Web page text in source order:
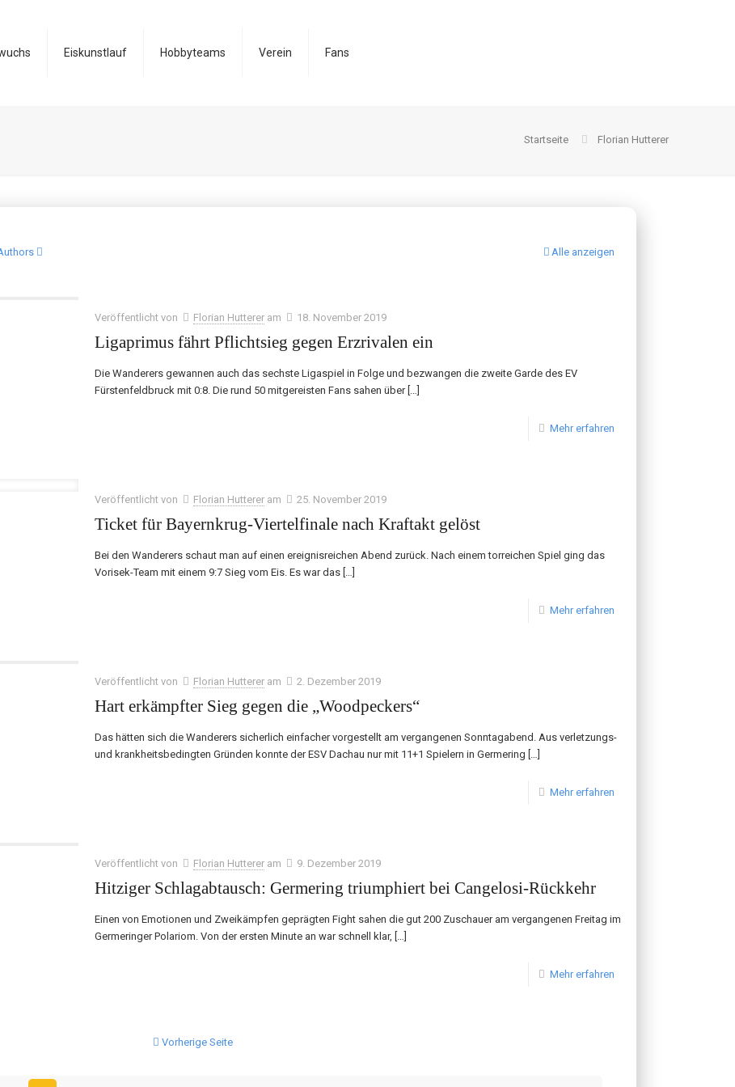
Eiskunstlauf Hobbyteams Verein Fans
Startseite Florian Hutterer
Alle anzeigen
Veröffentlicht von Florian Hutterer am 18. November 2019
Ligaprimus fährt Pflichtsieg gegen Erzrivalen ein
Die Wanderers gewannen auch das sechste Ligaspiel in Folge und bezwangen die zweite Garde des EV
Fürstenfeldbruck mit 0:8. Die rund 50 mitgereisten Fans sahen über[…]
Mehr erfahren
Veröffentlicht von Florian Hutterer am 25. November 2019
Ticket für Bayernkrug-Viertelfinale nach Kraftakt gelöst
Bei den Wanderers schaut man auf einen ereignisreichen Abend zurück. Nach einem torreichen Spiel ging das
Vorisek-Team mit einem 9:7 Sieg vom Eis. Es war das […]
Mehr erfahren
Veröffentlicht von Florian Hutterer am 2. Dezember 2019
Hart erkämpfter Sieg gegen die „Woodpeckers“
Das hätten sich die Wanderers sicherlich einfacher vorgestellt am vergangenen Sonntagabend. Aus verletzungs-
und krankheitsbedingten Gründen konnte der ESV Dachau nur mit 11+1 Spielern in Germering […]
Mehr erfahren
Veröffentlicht von Florian Hutterer am 9. Dezember 2019
Hitziger Schlagabtausch: Germering triumphiert bei Cangelosi-Rückkehr
Einen von Emotionen und Zweikämpfen geprägten Fight sahen die gut 200 Zuschauer am vergangenen Freitag im
Germeringer Polariom. Von der ersten Minute an war schnell klar, […]
Mehr erfahren
Vorherige Seite